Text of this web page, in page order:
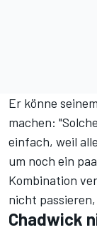
Er könne
machen:
einfach, weil
um noch ein
Kombination
nicht
Chadwick